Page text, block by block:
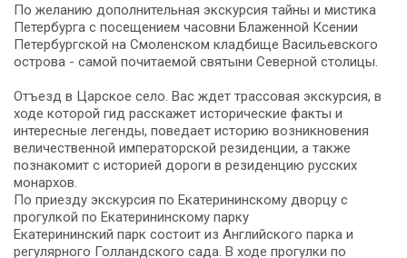
По желанию дополнительная экскурсия тайны и мистика
Петербурга с посещением часовни Блаженной Ксении
Петербургской на Смоленском кладбище Васильевского
острова - самой почитаемой святыни Северной столицы.
Отъезд в Царское село. Вас ждет трассовая экскурсия, в
ходе которой гид расскажет исторические факты и
интересные легенды, поведает историю возникновения
величественной императорской резиденции, а также
познакомит с историей дороги в резиденцию русских
монархов.
По приезду экскурсия по Екатерининскому дворцу с
прогулкой по Екатерининскому парку
Екатерининский парк состоит из Английского парка и
регулярного Голландского сада. В ходе прогулки по